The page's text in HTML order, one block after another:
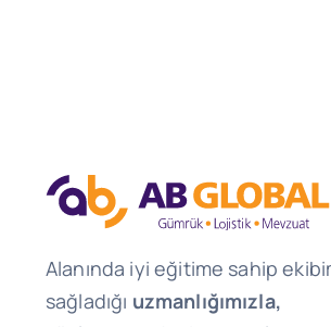
Alanında iyi eğitime sahip
sağladığı uzmanlığımızla,